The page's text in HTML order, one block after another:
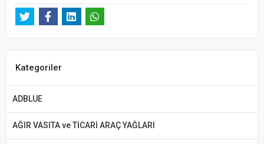
Kategoriler
ADBLUE
AĞIR VASITA ve TİCARİ ARAÇ YAĞLARI